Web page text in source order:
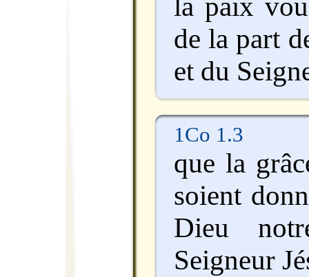
la paix
de la part
et du
1Co 1.3
que la
soient
Dieu
Seigneur